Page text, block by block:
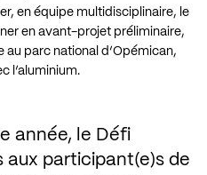
en équipe multidisciplinaire, le
en avant-projet préliminaire,
au parc national d’Opémican,
l’aluminium.
année, le Défi
aux participant(e)s de